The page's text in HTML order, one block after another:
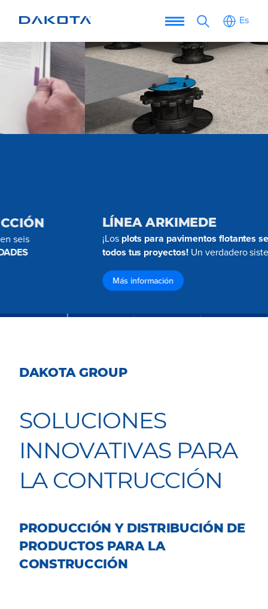
Es
DAKOTA GROUP
SOLUCIONES
INNOVATIVAS PARA
LA CONTRUCCIÓN
PRODUCCIÓN Y DISTRIBUCIÓN DE
PRODUCTOS PARA LA
CONSTRUCCIÓN
LÍNEA ARKIMEDE
¡Los
plots para pavimentos flotantes se adaptan a
todos tus proyectos!Un verdadero sistema de montaje